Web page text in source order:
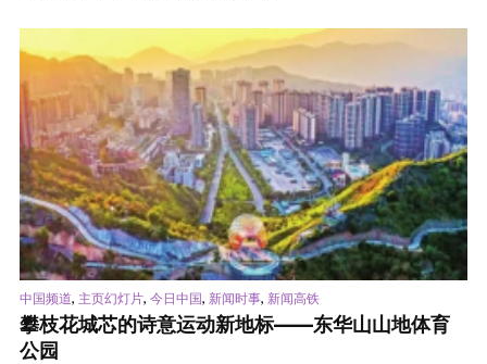
中国频道, 主页幻灯片, 今日中国, 新闻时事, 新闻高铁
攀枝花城芯的诗意运动新地标——东华山山地体育
公园